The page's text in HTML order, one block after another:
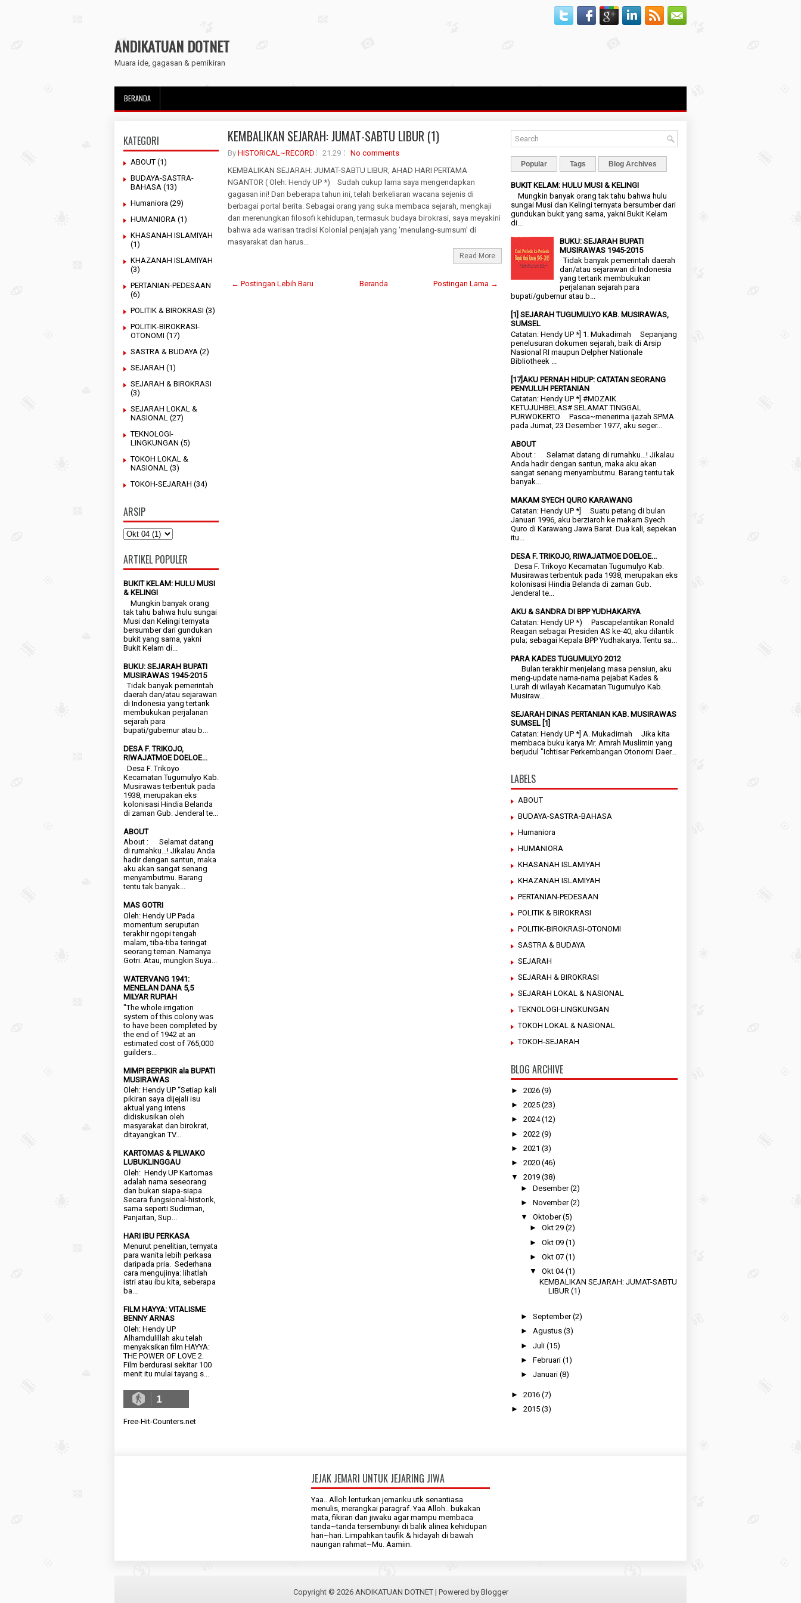
ANDIKATUAN DOTNET
Muara ide, gagasan & pemikiran
BERANDA
KATEGORI
ABOUT (1)
BUDAYA-SASTRA-
BAHASA (13)
Humaniora (29)
HUMANIORA (1)
KHASANAH ISLAMIYAH
(1)
KHAZANAH ISLAMIYAH
(3)
PERTANIAN-PEDESAAN
(6)
POLITIK & BIROKRASI (3)
POLITIK-BIROKRASI-
OTONOMI (17)
SASTRA & BUDAYA (2)
SEJARAH (1)
SEJARAH & BIROKRASI
(3)
SEJARAH LOKAL &
NASIONAL (27)
TEKNOLOGI-
LINGKUNGAN (5)
TOKOH LOKAL &
NASIONAL (3)
TOKOH-SEJARAH (34)
ARSIP
ARTIKEL POPULER
BUKIT KELAM: HULU MUSI
& KELINGI
Mungkin banyak orang
tak tahu bahwa hulu sungai
Musi dan Kelingi ternyata
bersumber dari gundukan
bukit yang sama, yakni
Bukit Kelam di...
BUKU: SEJARAH BUPATI
MUSIRAWAS 1945-2015
Tidak banyak pemerintah
daerah dan/atau sejarawan
di Indonesia yang tertarik
membukukan perjalanan
sejarah para
bupati/gubernur atau b...
DESA F. TRIKOJO,
RIWAJATMOE DOELOE...
Desa F. Trikoyo
Kecamatan Tugumulyo Kab.
Musirawas terbentuk pada
1938, merupakan eks
kolonisasi Hindia Belanda
di zaman Gub. Jenderal te...
ABOUT
About : Selamat datang
di rumahku…! Jikalau Anda
hadir dengan santun, maka
aku akan sangat senang
menyambutmu. Barang
tentu tak banyak...
MAS GOTRI
Oleh: Hendy UP Pada
momentum seruputan
terakhir ngopi tengah
malam, tiba-tiba teringat
seorang teman. Namanya
Gotri. Atau, mungkin Suya...
WATERVANG 1941:
MENELAN DANA 5,5
MILYAR RUPIAH
"The whole irrigation
system of this colony was
to have been completed by
the end of 1942 at an
estimated cost of 765,000
guilders...
MIMPI BERPIKIR ala BUPATI
MUSIRAWAS
Oleh: Hendy UP “Setiap kali
pikiran saya dijejali isu
aktual yang intens
didiskusikan oleh
masyarakat dan birokrat,
ditayangkan TV...
KARTOMAS & PILWAKO
LUBUKLINGGAU
Oleh: Hendy UP Kartomas
adalah nama seseorang
dan bukan siapa-siapa.
Secara fungsional-historik,
sama seperti Sudirman,
Panjaitan, Sup...
HARI IBU PERKASA
Menurut penelitian, ternyata
para wanita lebih perkasa
daripada pria. Sederhana
cara mengujinya: lihatlah
istri atau ibu kita, seberapa
ba...
FILM HAYYA: VITALISME
BENNY ARNAS
Oleh: Hendy UP
Alhamdulillah aku telah
menyaksikan film HAYYA:
THE POWER OF LOVE 2.
Film berdurasi sekitar 100
menit itu mulai tayang s...
1
Free-Hit-Counters.net
KEMBALIKAN SEJARAH: JUMAT-SABTU LIBUR (1)
By HISTORICAL~RECORD 21.29
No comments
KEMBALIKAN SEJARAH: JUMAT-SABTU LIBUR, AHAD HARI PERTAMA
NGANTOR ( Oleh: Hendy UP *) Sudah cukup lama saya mengendapkan
gagasan ini! Dan beberapa tahun ini, telah berkeliaran wacana sejenis di
berbagai portal berita. Sebagai orang yang suka membaca sejarah, mengkaji
dan merenungkan filosofi kehidupan, termasuk budaya birokrasi, saya meyakini
bahwa ada warisan tradisi Kolonial penjajah yang 'menulang-sumsum' di
masyarakat dan harus...
Read More
← Postingan Lebih Baru Postingan Lama →
Beranda
Popular Tags Blog Archives
BUKIT KELAM: HULU MUSI & KELINGI
Mungkin banyak orang tak tahu bahwa hulu
sungai Musi dan Kelingi ternyata bersumber dari
gundukan bukit yang sama, yakni Bukit Kelam
di...
BUKU: SEJARAH BUPATI
MUSIRAWAS 1945-2015
Tidak banyak pemerintah daerah
dan/atau sejarawan di Indonesia
yang tertarik membukukan
perjalanan sejarah para
bupati/gubernur atau b...
[1] SEJARAH TUGUMULYO KAB. MUSIRAWAS,
SUMSEL
Catatan: Hendy UP *] 1. Mukadimah Sepanjang
penelusuran dokumen sejarah, baik di Arsip
Nasional RI maupun Delpher Nationale
Bibliotheek ...
[17]AKU PERNAH HIDUP: CATATAN SEORANG
PENYULUH PERTANIAN
Catatan: Hendy UP *] #MOZAIK
KETUJUHBELAS# SELAMAT TINGGAL
PURWOKERTO Pasca~menerima ijazah SPMA
pada Jumat, 23 Desember 1977, aku seger...
ABOUT
About : Selamat datang di rumahku…! Jikalau
Anda hadir dengan santun, maka aku akan
sangat senang menyambutmu. Barang tentu tak
banyak...
MAKAM SYECH QURO KARAWANG
Catatan: Hendy UP *] Suatu petang di bulan
Januari 1996, aku berziaroh ke makam Syech
Quro di Karawang Jawa Barat. Dua kali, sepekan
itu...
DESA F. TRIKOJO, RIWAJATMOE DOELOE...
Desa F. Trikoyo Kecamatan Tugumulyo Kab.
Musirawas terbentuk pada 1938, merupakan eks
kolonisasi Hindia Belanda di zaman Gub.
Jenderal te...
AKU & SANDRA DI BPP YUDHAKARYA
Catatan: Hendy UP *) Pascapelantikan Ronald
Reagan sebagai Presiden AS ke-40, aku dilantik
pula; sebagai Kepala BPP Yudhakarya. Tentu sa...
PARA KADES TUGUMULYO 2012
Bulan terakhir menjelang masa pensiun, aku
meng-update nama-nama pejabat Kades &
Lurah di wilayah Kecamatan Tugumulyo Kab.
Musiraw...
SEJARAH DINAS PERTANIAN KAB. MUSIRAWAS
SUMSEL [1]
Catatan: Hendy UP *] A. Mukadimah Jika kita
membaca buku karya Mr. Amrah Muslimin yang
berjudul "Ichtisar Perkembangan Otonomi Daer...
LABELS
ABOUT
BUDAYA-SASTRA-BAHASA
Humaniora
HUMANIORA
KHASANAH ISLAMIYAH
KHAZANAH ISLAMIYAH
PERTANIAN-PEDESAAN
POLITIK & BIROKRASI
POLITIK-BIROKRASI-OTONOMI
SASTRA & BUDAYA
SEJARAH
SEJARAH & BIROKRASI
SEJARAH LOKAL & NASIONAL
TEKNOLOGI-LINGKUNGAN
TOKOH LOKAL & NASIONAL
TOKOH-SEJARAH
BLOG ARCHIVE
► 2026 (9)
► 2025 (23)
► 2024 (12)
► 2022 (9)
► 2021 (3)
► 2020 (46)
▼
2019 (38)
► Desember (2)
► November (2)
▼
Oktober (5)
►Okt 29 (2)
►Okt 09 (1)
►Okt 07 (1)
▼
Okt 04 (1)
KEMBALIKAN SEJARAH: JUMAT-SABTU
LIBUR (1)
► September (2)
► Agustus (3)
► Juli (15)
► Februari (1)
► Januari (8)
► 2016 (7)
► 2015 (3)
JEJAK JEMARI UNTUK JEJARING JIWA
Yaa.. Alloh lenturkan jemariku utk senantiasa
menulis, merangkai paragraf. Yaa Alloh.. bukakan
mata, fikiran dan jiwaku agar mampu membaca
tanda~tanda tersembunyi di balik alinea kehidupan
hari~hari. Limpahkan taufik & hidayah di bawah
naungan rahmat~Mu. Aamiin.
Copyright © 2026 ANDIKATUAN DOTNET| Powered by Blogger